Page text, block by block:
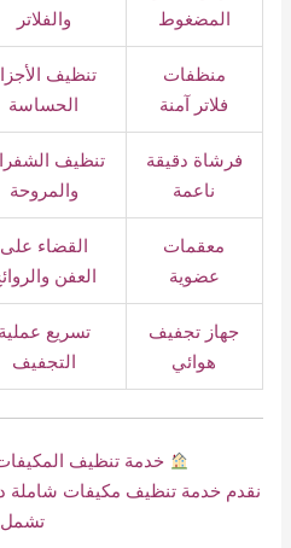
المضغوط
والفلاتر
منظفات
فلاتر آمنة
تنظيف
الحساسة
فرشاة دقيقة
ناعمة
تنظيف
والمروحة
معقمات
عضوية
القضاء على
العفن
جهاز تجفيف
هوائي
تسريع عملية
التجفيف
خدمة تنظيف
نقدم خدمة تنظيف مكيفات شاملة